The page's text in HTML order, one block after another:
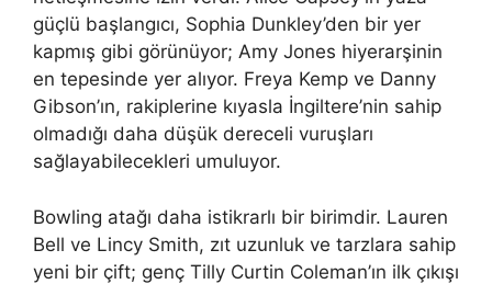
güçlü başlangıcı, Sophia Dunkley’den bir yer
kapmış gibi görünüyor; Amy Jones hiyerarşinin
en tepesinde yer alıyor. Freya Kemp ve Danny
Gibson’ın, rakiplerine kıyasla İngiltere’nin sahip
olmadığı daha düşük dereceli vuruşları
sağlayabilecekleri umuluyor.
Bowling atağı daha istikrarlı bir birimdir. Lauren
Bell ve Lincy Smith, zıt uzunluk ve tarzlara sahip
yeni bir çift; genç Tilly Curtin Coleman’ın ilk çıkışı